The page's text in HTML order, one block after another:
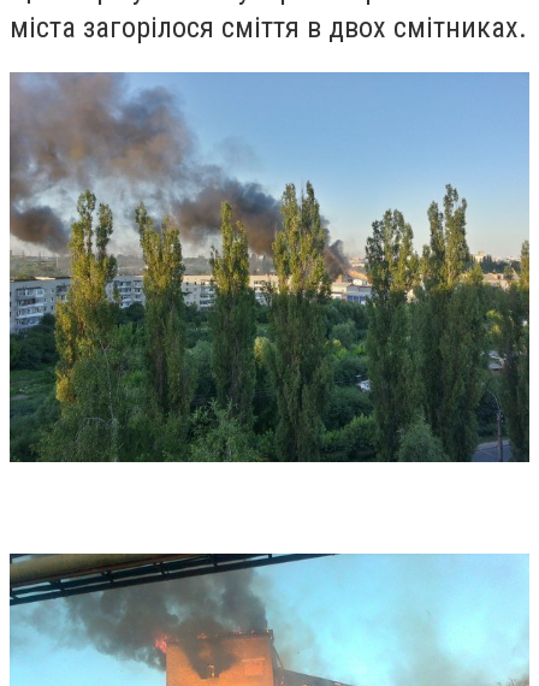
міста загорілося сміття в двох смітниках.